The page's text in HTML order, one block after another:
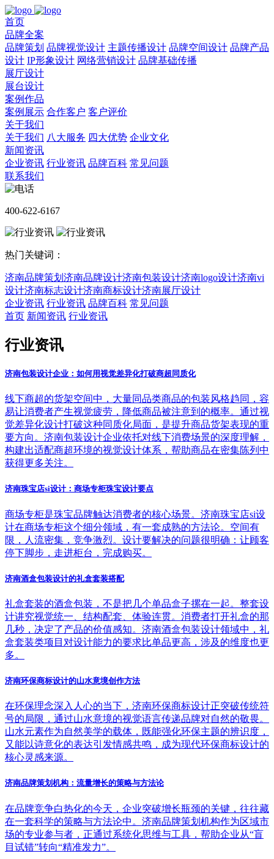
首页
品牌全案
品牌策划 品牌视觉设计 主题传播设计 品牌空间设计 品牌产品
设计 IP形象设计 网络营销设计 品牌基础传播
展厅设计
展台设计
案例作品
案例展示 合作客户 客户评价
关于我们
关于我们 八大服务 四大优势 企业文化
新闻资讯
企业资讯 行业资讯 品牌百科 常见问题
联系我们
400-622-6167
热门关键词：
济南品牌策划 济南品牌设计济南包装设计济南logo设计济南vi
设计济南标志设计济南商标设计济南展厅设计
企业资讯 行业资讯 品牌百科 常见问题
首页 新闻资讯 行业资讯
行业资讯
济南包装设计企业：如何用视觉差异化打破商超同质化
线下商超的货架空间中，大量同品类商品的包装风格趋同，容
易让消费者产生视觉疲劳，降低商品被注意到的概率。通过视
觉差异化设计打破这种同质化局面，是提升商品货架表现的重
要方向。济南包装设计企业依托对线下消费场景的深度理解，
构建出适配商超环境的视觉设计体系，帮助商品在密集陈列中
获得更多关注。
济南珠宝店si设计：商场专柜珠宝设计要点
商场专柜是珠宝品牌触达消费者的核心场景。济南珠宝店si设
计在商场专柜这个细分领域，有一套成熟的方法论。空间有
限，人流密集，竞争激烈。设计要解决的问题很明确：让顾客
停下脚步，走进柜台，完成购买。
济南酒盒包装设计的礼盒套装搭配
礼盒套装的酒盒包装，不是把几个单品盒子摞在一起。整套设
计讲究视觉统一、结构配套、体验连贯。消费者打开礼盒的那
几秒，决定了产品的价值感知。济南酒盒包装设计领域中，礼
盒套装类项目对设计能力的要求比单品更高，涉及的维度也更
多。
济南环保商标设计的山水意境创作方法
在环保理念深入人心的当下，济南环保商标设计正突破传统符
号的局限，通过山水意境的视觉语言传递品牌对自然的敬畏。
山水元素作为自然美学的载体，既能强化环保主题的辨识度，
又能以诗意化的表达引发情感共鸣，成为现代环保商标设计的
核心灵感来源。
济南品牌策划机构：流量增长的策略与方法论
在品牌竞争白热化的今天，企业突破增长瓶颈的关键，往往藏
在一套科学的策略与方法论中。济南品牌策划机构作为区域市
场的专业参与者，正通过系统化思维与工具，帮助企业从“盲
目试错”转向“精准发力”。